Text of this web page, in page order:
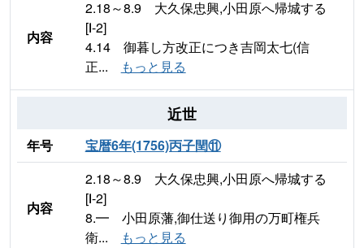
内容
2.18～8.9 大久保忠興,小田原へ帰城する
[Ⅰ-2]
4.14 御暮し方改正につき吉岡太七(信
正...
もっと見る
近世
年号 宝暦6年(1756)丙子閏⑪
内容
2.18～8.9 大久保忠興,小田原へ帰城する
[Ⅰ-2]
8.━ 小田原藩,御仕送り御用の万町権兵
衛...
もっと見る